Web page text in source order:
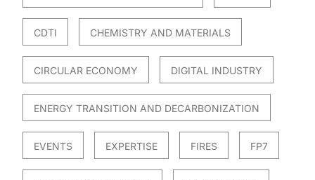
CDTI CHEMISTRY AND MATERIALS
CIRCULAR ECONOMY DIGITAL INDUSTRY
ENERGY TRANSITION AND DECARBONIZATION
EVENTS EXPERTISE FIRES FP7